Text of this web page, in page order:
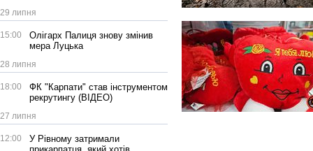
29 липня
15:00
Олігарх Палиця знову змінив
мера Луцька
28 липня
18:00
ФК "Карпати" став інструментом
рекрутингу (ВІДЕО)
27 липня
12:00
У Рівному затримали